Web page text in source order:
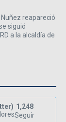
reapareció
siguió
a la alcaldía de
1,248
Seguir